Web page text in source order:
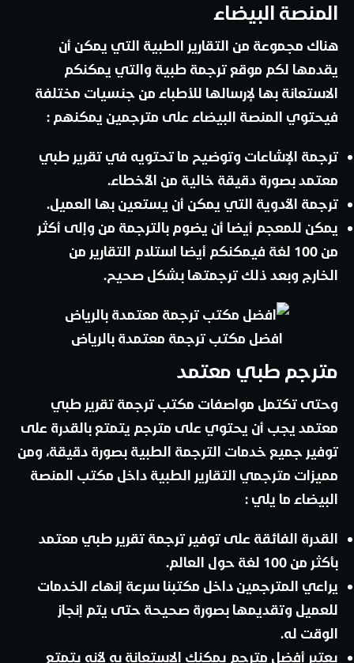
المنصة البيضاء
هناك مجموعة من التقارير الطبية التي يمكن أن
يقدمها لكم موقع ترجمة طبية والتي يمكنكم
الاستعانة بها لإرسالها للأطباء من جنسيات مختلفة
فيحتوي المنصة البيضاء على مترجمين يمكنهم :
ترجمة الإشاعات وتوضيح ما تحتويه في تقرير طبي
معتمد بصورة دقيقة خالية من الأخطاء.
ترجمة الأدوية التي يمكن أن يستعين بها العميل.
يمكن للمعجم أيضا أن يضوم بالترجمة من وإلى أكثر
من 100 لغة فيمكنكم أيضا استلام التقارير من
الخارج وبعد ذلك ترجمتها بشكل صحيح.
افضل مكتب ترجمة معتمدة بالرياض
مترجم طبي معتمد
وحتى تكتمل مواصفات مكتب ترجمة تقرير طبي
معتمد يجب أن يحتوي على مترجم يتمتع بالقدرة على
توفير جميع خدمات الترجمة الطبية بصورة دقيقة، ومن
مميزات مترجمي التقارير الطبية داخل مكتب المنصة
البيضاء ما يلي :
القدرة الفائقة على توفير ترجمة تقرير طبي معتمد
بأكثر من 100 لغة حول العالم.
يراعي المترجمين داخل مكتبنا سرعة إنهاء الخدمات
للعميل وتقديمها بصورة صحيحة حتى يتم إنجاز
الوقت له.
يعتبر أفضل مترجم يمكنك الاستعانة به لأنه يتمتع